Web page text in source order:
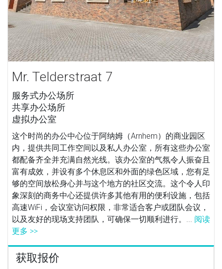
Mr. Telderstraat 7
服务式办公场所
共享办公场所
虚拟办公室
这个时尚的办公中心位于阿纳姆（Arnhem）的商业园区
内，提供共同工作空间以及私人办公室，所有这些办公室
都配备齐全并充满自然光线。该办公室的气氛令人振奋且
富有成效，并设有多个休息区和外面的绿色区域，您有足
够的空间放松身心并与这个地方的社区交流。这个令人印
象深刻的商务中心还提供许多其他有用的便利设施，包括
高速WiFi，会议室访问权限，非常适合客户或团队会议，
以及友好的现场支持团队，可确保一切顺利进行。... 阅读
更多 >>
获取报价